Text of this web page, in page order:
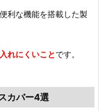
利な機能を搭載した製
れにくいことです。
カバー4選